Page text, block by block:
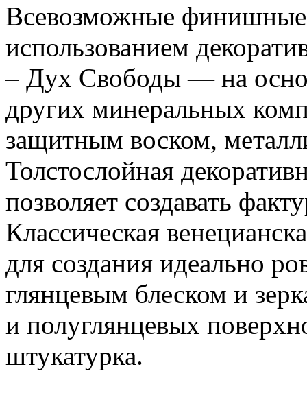
Всевозможные финишные
использованием
– Дух Свободы — на
других минеральных
защитным воском,
Толстослойная
позволяет создавать
Классическая
для создания идеально
глянцевым блеском и
и полуглянцевых
штукатурка.